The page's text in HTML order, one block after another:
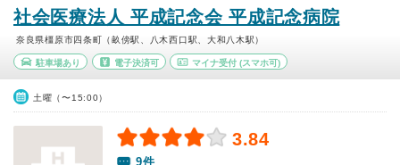
社会医療法人 平成記念会 平成記念病院
奈良県橿原市四条町（畝傍駅、八木西口駅、大和八木駅）
駐車場あり 電子決済可 マイナ受付 (スマホ可)
土曜（〜15:00）
3.84
9件